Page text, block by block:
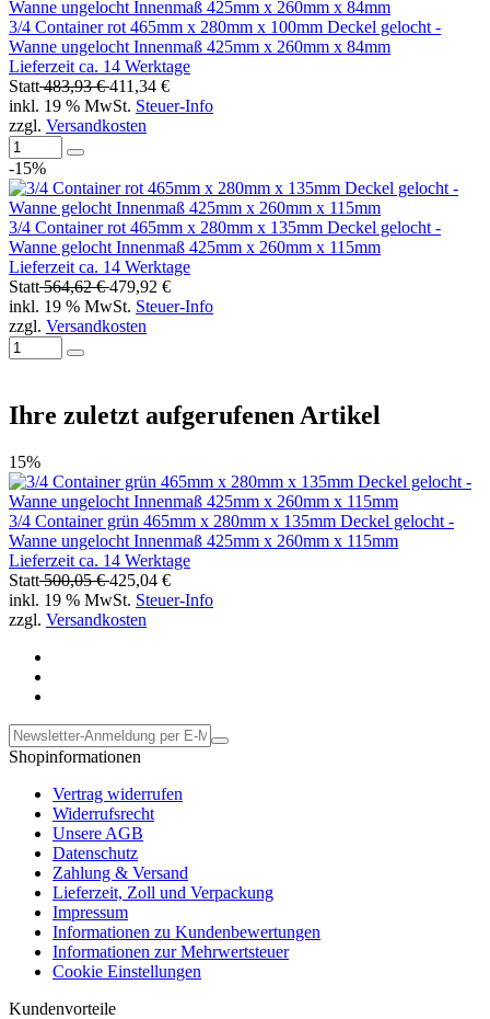
3/4 Container rot 465mm x 280mm x 100mm Deckel gelocht -
Wanne ungelocht Innenmaß 425mm x 260mm x 84mm
Lieferzeit ca. 14 Werktage
Statt483,93 €411,34 €
inkl. 19 % MwSt. Steuer-Info
zzgl. Versandkosten
-15%
3/4 Container rot 465mm x 280mm x 135mm Deckel gelocht -
Wanne gelocht Innenmaß 425mm x 260mm x 115mm
Lieferzeit ca. 14 Werktage
Statt564,62 €479,92 €
inkl. 19 % MwSt. Steuer-Info
zzgl. Versandkosten
Ihre zuletzt aufgerufenen Artikel
15%
3/4 Container grün 465mm x 280mm x 135mm Deckel gelocht -
Wanne ungelocht Innenmaß 425mm x 260mm x 115mm
Lieferzeit ca. 14 Werktage
Statt500,05 €425,04 €
inkl. 19 % MwSt. Steuer-Info
zzgl. Versandkosten
Shopinformationen
Vertrag widerrufen
Widerrufsrecht
Unsere AGB
Datenschutz
Zahlung & Versand
Lieferzeit, Zoll und Verpackung
Impressum
Informationen zu Kundenbewertungen
Informationen zur Mehrwertsteuer
Cookie Einstellungen
Kundenvorteile